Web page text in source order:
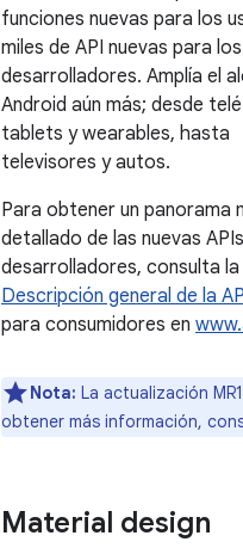
funciones nuevas para los
miles de API nuevas para los
desarrolladores. Amplía el
Android aún más; desde
tablets y wearables, hasta
televisores y autos.
Para obtener un panorama
detallado de las nuevas
desarrolladores, consulta la
Descripción general de la
para consumidores en
Nota: La actualización
obtener más información,
Material design